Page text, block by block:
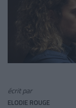
écrit par
ELODIE ROUGE